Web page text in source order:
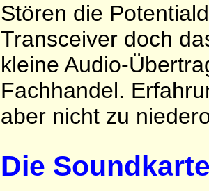
Stören die
Transceiver doch
kleine Audio-
Fachhandel.
aber nicht zu
Die